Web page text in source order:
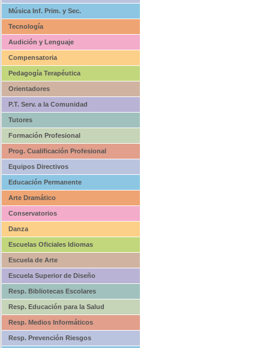
Música Inf. Prim. y Sec.
Tecnología
Audición y Lenguaje
Compensatoria
Pedagogía Terapéutica
Orientadores
P.T. Serv. a la Comunidad
Tutores
Formación Profesional
Prog. Cualificación Profesional
Equipos Directivos
Educación Permanente
Arte Dramático
Conservatorios
Danza
Escuelas Oficiales Idiomas
Escuela de Arte
Escuela Superior de Diseño
Resp. Bibliotecas Escolares
Resp. Educación para la Salud
Resp. Medios Informáticos
Resp. Prevención Riesgos